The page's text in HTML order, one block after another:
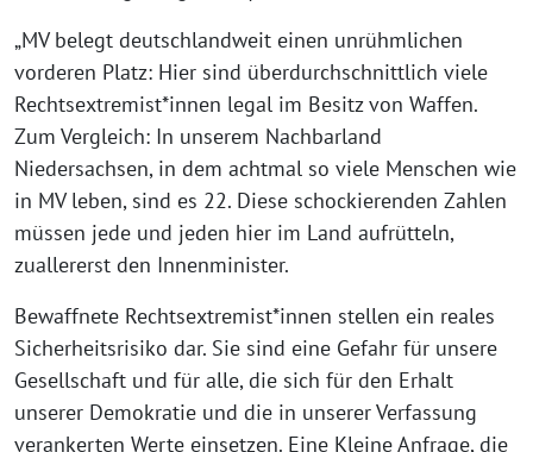
„MV belegt deutschlandweit einen unrühmlichen
vorderen Platz: Hier sind überdurchschnittlich viele
Rechtsextremist*innen legal im Besitz von Waffen.
Zum Vergleich: In unserem Nachbarland
Niedersachsen, in dem achtmal so viele Menschen wie
in MV leben, sind es 22. Diese schockierenden Zahlen
müssen jede und jeden hier im Land aufrütteln,
zuallererst den Innenminister.
Bewaffnete Rechtsextremist*innen stellen ein reales
Sicherheitsrisiko dar. Sie sind eine Gefahr für unsere
Gesellschaft und für alle, die sich für den Erhalt
unserer Demokratie und die in unserer Verfassung
verankerten Werte einsetzen. Eine Kleine Anfrage, die